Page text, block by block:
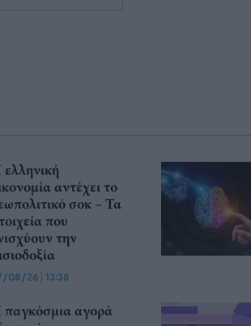
αντέχει το
σοκ – Τα
που
την
08/26 | 13:38
αγορά